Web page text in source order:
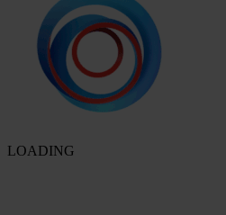
LOADING